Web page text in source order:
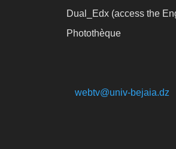
Dual_Edx (access the
Photothèque
webtv@univ-bejaia.dz